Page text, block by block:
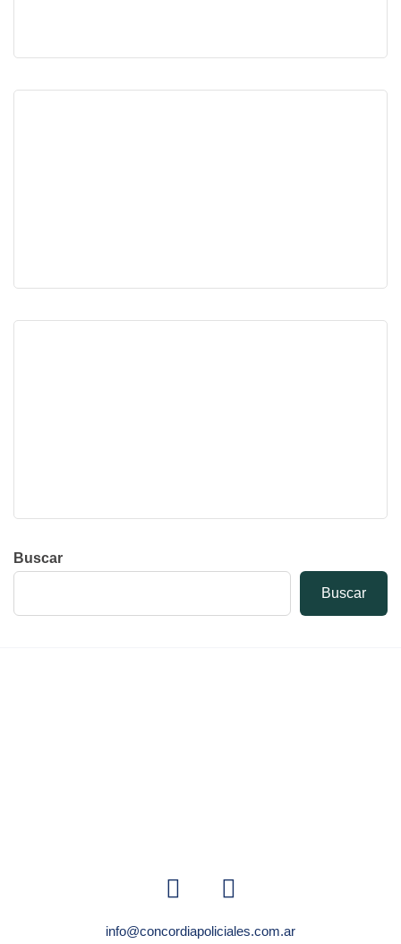
Buscar
Buscar
info@concordiapoliciales.com.ar